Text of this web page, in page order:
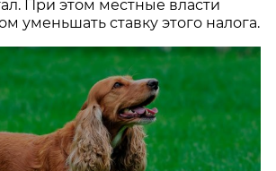
При этом местные власти
уменьшать ставку этого налога.